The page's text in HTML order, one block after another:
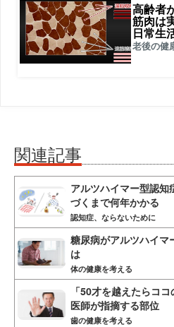
高齢者
筋肉は
日常生
老後の健
関連記事
アルツハイマー型認
づくまで何年かかる
認知症、ならないために
糖尿病がアルツハイマ
は
体の健康を考える
「50才を越えたらコ
医師が指摘する部位
歯の健康を考える